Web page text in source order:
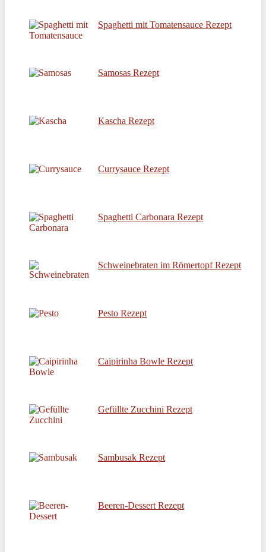
Spaghetti mit Tomatensauce Rezept
Samosas Rezept
Kascha Rezept
Currysauce Rezept
Spaghetti Carbonara Rezept
Schweinebraten im Römertopf Rezept
Pesto Rezept
Caipirinha Bowle Rezept
Gefüllte Zucchini Rezept
Sambusak Rezept
Beeren-Dessert Rezept